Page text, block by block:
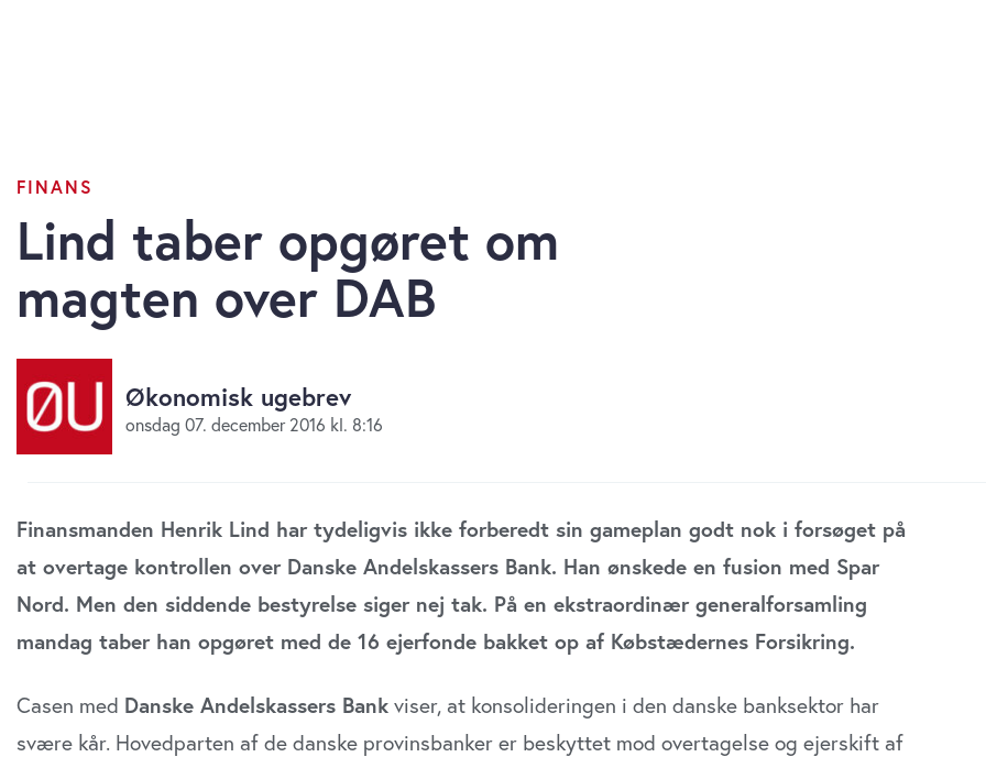
FINANS
Lind taber opgøret om
magten over DAB
Økonomisk ugebrev
onsdag 07. december 2016 kl. 8:16
Finansmanden Henrik Lind har tydeligvis ikke forberedt sin gameplan godt nok i forsøget på
at overtage kontrollen over Danske Andelskassers Bank. Han ønskede en fusion med Spar
Nord. Men den siddende bestyrelse siger nej tak. På en ekstraordinær generalforsamling
mandag taber han opgøret med de 16 ejerfonde bakket op af Købstædernes Forsikring.
Casen med Danske Andelskassers Bank viser, at konsolideringen i den danske banksektor har
svære kår. Hovedparten af de danske provinsbanker er beskyttet mod overtagelse og ejerskift af